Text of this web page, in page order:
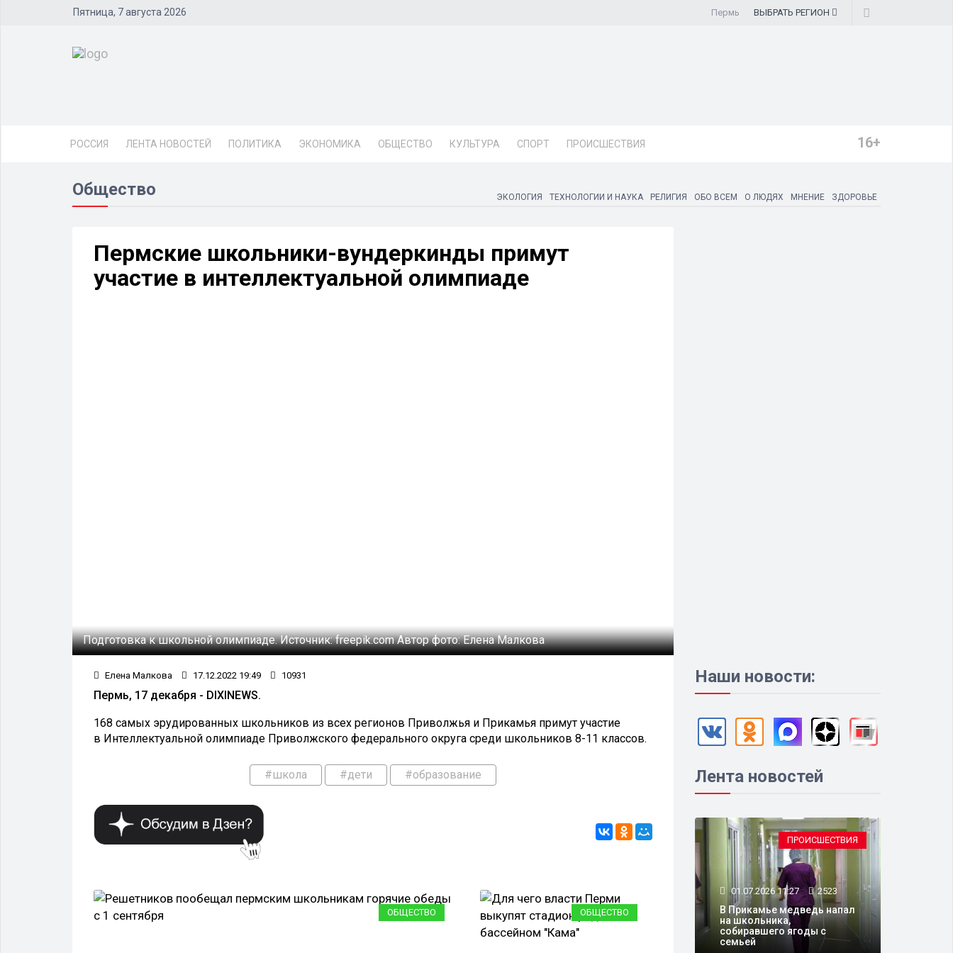
Пятница, 7 августа 2026 Пермь ВЫБРАТЬ РЕГИОН
РОССИЯ ЛЕНТА НОВОСТЕЙ ПОЛИТИКА ЭКОНОМИКА ОБЩЕСТВО КУЛЬТУРА СПОРТ ПРОИСШЕСТВИЯ 16+
Общество ЭКОЛОГИЯ ТЕХНОЛОГИИ И НАУКА РЕЛИГИЯ ОБО ВСЕМ О ЛЮДЯХ МНЕНИЕ ЗДОРОВЬЕ
Пермские школьники-вундеркинды примут
участие в интеллектуальной олимпиаде
Подготовка к школьной олимпиаде.Источник:freepik.comАвтор фото:Елена Малкова
Елена Малкова 17.12.2022 19:49 10931
Пермь, 17 декабря - DIXINEWS.
168 самых эрудированных школьников из всех регионов Приволжья и Прикамья примут участие
в Интеллектуальной олимпиаде Приволжского федерального округа среди школьников 8-11 классов.
#школа #дети #образование
ОБЩЕСТВО МЕРОПРИЯТИЯ
ОБЩЕСТВО
Наши новости:
Лента новостей
ПРОИСШЕСТВИЯ
01.07.2026 11:27 2523
В Прикамье медведь напал
на школьника,
собиравшего ягоды с
семьей